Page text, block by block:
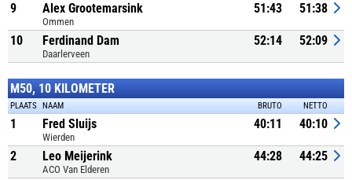
9 Alex Grootemarsink
Ommen
51:43 51:38
10 Ferdinand Dam
Daarlerveen
52:14 52:09
M50, 10 KILOMETER
PLAATS NAAM BRUTO NETTO
1 Fred Sluijs
Wierden
40:11 40:10
2 Leo Meijerink
ACO Van Elderen
44:28 44:25